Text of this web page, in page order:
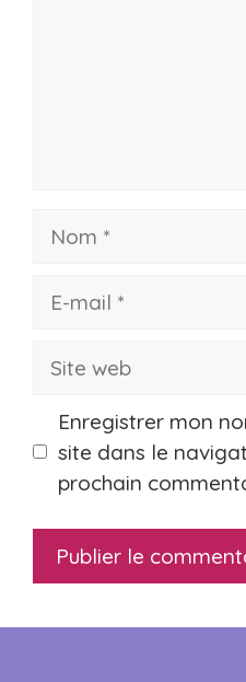
Enregistrer mon
site dans le
prochain